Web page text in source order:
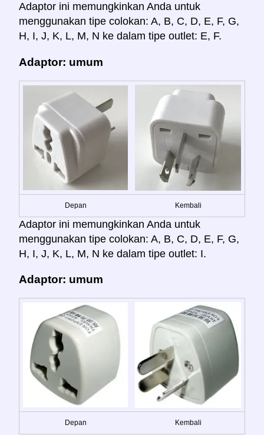
Adaptor ini memungkinkan Anda untuk
menggunakan tipe colokan: A, B, C, D, E, F, G,
H, I, J, K, L, M, N ke dalam tipe outlet: E, F.
Adaptor: umum
Depan Kembali
Adaptor ini memungkinkan Anda untuk
menggunakan tipe colokan: A, B, C, D, E, F, G,
H, I, J, K, L, M, N ke dalam tipe outlet: I.
Adaptor: umum
Depan Kembali